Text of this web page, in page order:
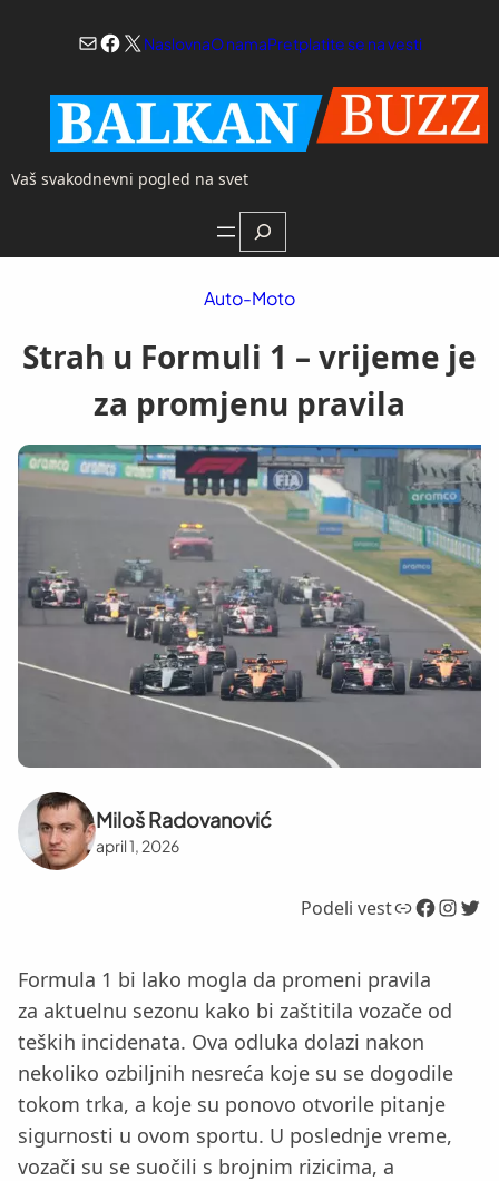
Mail
Facebook
X NaslovnaO namaPretplatite se na vesti
Vaš svakodnevni pogled na svet
Search
Auto-Moto
Strah u Formuli 1 – vrijeme je
za promjenu pravila
Miloš Radovanović
april 1, 2026
Podeli vestLink Facebook InstagramTwitter
Formula 1 bi lako mogla da promeni pravila
za aktuelnu sezonu kako bi zaštitila vozače od
teških incidenata. Ova odluka dolazi nakon
nekoliko ozbiljnih nesreća koje su se dogodile
tokom trka, a koje su ponovo otvorile pitanje
sigurnosti u ovom sportu. U poslednje vreme,
vozači su se suočili s brojnim rizicima, a